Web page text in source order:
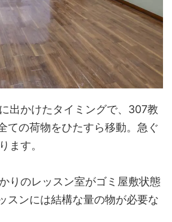
出かけたタイミングで、307教
ての荷物をひたすら移動。急ぐ
ます。
りのレッスン室がゴミ屋敷状態
スンには結構な量の物が必要な